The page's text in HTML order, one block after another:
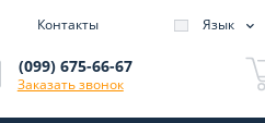
Контакты Язык
(099) 675-66-67
Заказать звонок